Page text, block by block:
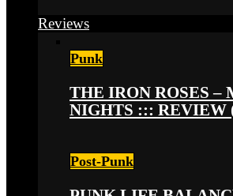
Reviews
Punk
THE IRON ROSES –
NIGHTS ::: REVIEW
Post-Punk